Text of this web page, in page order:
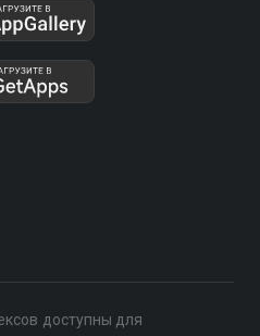
доступны для